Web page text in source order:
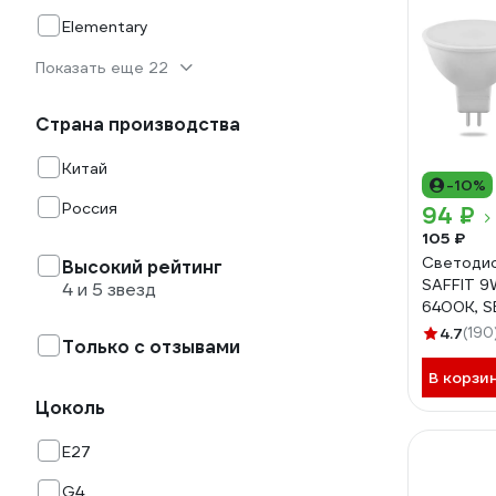
Elementary
Показать еще 22
Страна производства
Китай
Россия
Высокий рейтинг
4 и 5 звезд
Только с отзывами
Цоколь
E27
G4
-10%
94 ₽
105 ₽
SAFFIT
6400K,
4.7
В